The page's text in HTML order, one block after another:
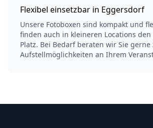
Flexibel einsetzbar in Eggersdorf
Unsere Fotoboxen sind kompakt und
finden auch in kleineren Locations
Platz. Bei Bedarf beraten wir Sie gerne
Aufstellmöglichkeiten an Ihrem